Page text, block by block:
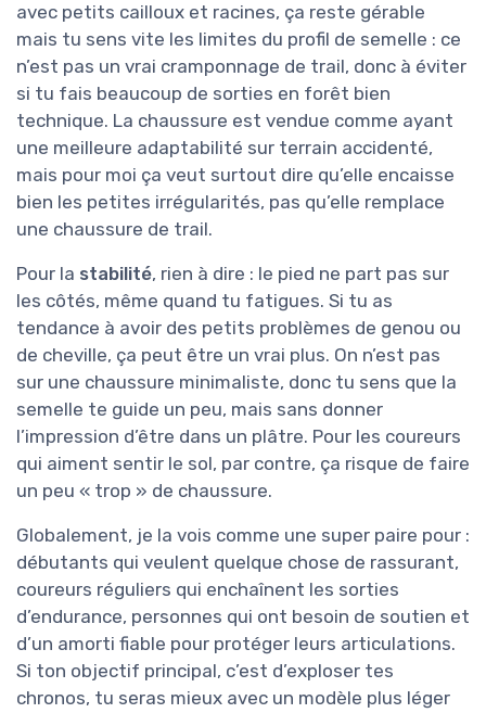
avec petits cailloux et racines, ça reste gérable
mais tu sens vite les limites du profil de semelle : ce
n’est pas un vrai cramponnage de trail, donc à éviter
si tu fais beaucoup de sorties en forêt bien
technique. La chaussure est vendue comme ayant
une meilleure adaptabilité sur terrain accidenté,
mais pour moi ça veut surtout dire qu’elle encaisse
bien les petites irrégularités, pas qu’elle remplace
une chaussure de trail.
Pour la stabilité, rien à dire : le pied ne part pas sur
les côtés, même quand tu fatigues. Si tu as
tendance à avoir des petits problèmes de genou ou
de cheville, ça peut être un vrai plus. On n’est pas
sur une chaussure minimaliste, donc tu sens que la
semelle te guide un peu, mais sans donner
l’impression d’être dans un plâtre. Pour les coureurs
qui aiment sentir le sol, par contre, ça risque de faire
un peu « trop » de chaussure.
Globalement, je la vois comme une super paire pour :
débutants qui veulent quelque chose de rassurant,
coureurs réguliers qui enchaînent les sorties
d’endurance, personnes qui ont besoin de soutien et
d’un amorti fiable pour protéger leurs articulations.
Si ton objectif principal, c’est d’exploser tes
chronos, tu seras mieux avec un modèle plus léger